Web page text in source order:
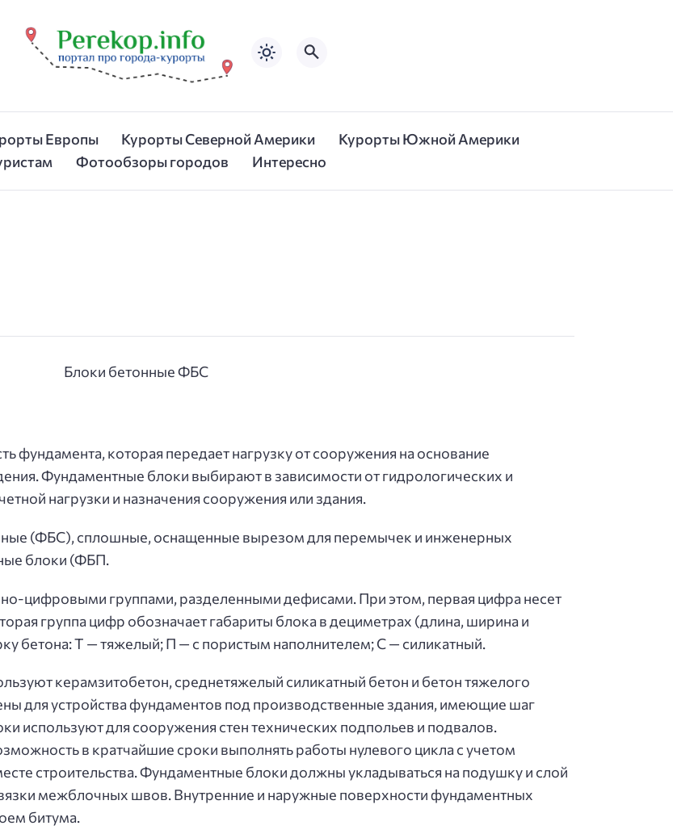
Европы Курорты Северной Америки
Курорты Южной Америки
Фотообзоры городов Интересно
фундамента, которая передает нагрузку от сооружения на основание
Фундаментные блоки выбирают в зависимости от гидрологических и
нагрузки и назначения сооружения или здания.
(ФБС), сплошные, оснащенные вырезом для перемычек и инженерных
блоки (ФБП.
цифровыми группами, разделенными дефисами. При этом, первая цифра несет
группа цифр обозначает габариты блока в дециметрах (длина, ширина и
бетона: Т — тяжелый; П — с пористым наполнителем; С — силикатный.
керамзитобетон, среднетяжелый силикатный бетон и бетон тяжелого
для устройства фундаментов под производственные здания, имеющие шаг
используют для сооружения стен технических подпольев и подвалов.
в кратчайшие сроки выполнять работы нулевого цикла с учетом
строительства. Фундаментные блоки должны укладываться на подушку и слой
межблочных швов. Внутренние и наружные поверхности фундаментных
битума.